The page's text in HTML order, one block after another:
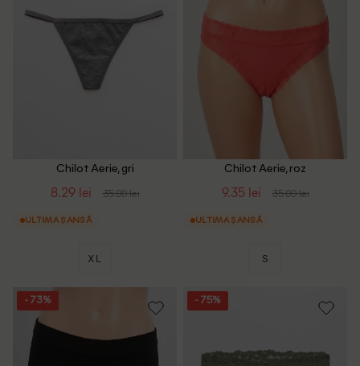
Chilot Aerie, gri
8.29 lei 35.00 lei
ULTIMA ȘANSĂ
XL
Chilot Aerie, roz
9.35 lei 35.00 lei
ULTIMA ȘANSĂ
S
- 73% - 75%